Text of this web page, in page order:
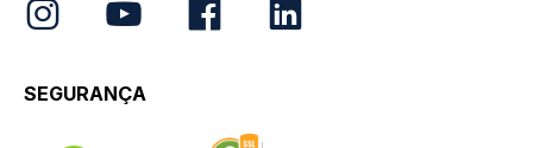
SEGURANÇA